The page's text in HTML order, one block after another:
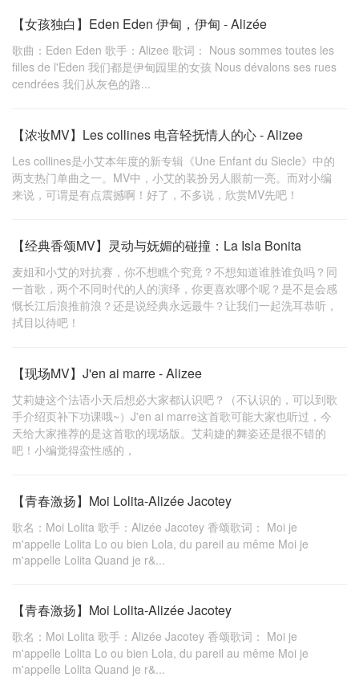
【女孩独白】Eden Eden 伊甸，伊甸 - Alizée
歌曲：Eden Eden 歌手：Alizee 歌词： Nous sommes toutes les
filles de l'Eden 我们都是伊甸园里的女孩 Nous dévalons ses rues
cendrées 我们从灰色的路...
【浓妆MV】Les collines 电音轻抚情人的心 - Alizee
Les collines是小艾本年度的新专辑《Une Enfant du Siecle》中的
两支热门单曲之一。MV中，小艾的装扮另人眼前一亮。而对小编
来说，可谓是有点震撼啊！好了，不多说，欣赏MV先吧！
【经典香颂MV】灵动与妩媚的碰撞：La Isla Bonita
麦姐和小艾的对抗赛，你不想瞧个究竟？不想知道谁胜谁负吗？同
一首歌，两个不同时代的人的演绎，你更喜欢哪个呢？是不是会感
慨长江后浪推前浪？还是说经典永远最牛？让我们一起洗耳恭听，
拭目以待吧！
【现场MV】J'en ai marre - Alizee
艾莉婕这个法语小天后想必大家都认识吧？（不认识的，可以到歌
手介绍页补下功课哦~）J'en ai marre这首歌可能大家也听过，今
天给大家推荐的是这首歌的现场版。艾莉婕的舞姿还是很不错的
吧！小编觉得蛮性感的，
【青春激扬】Moi Lolita-Alizée Jacotey
歌名：Moi Lolita 歌手：Alizée Jacotey 香颂歌词： Moi je
m'appelle Lolita Lo ou bien Lola, du pareil au même Moi je
m'appelle Lolita Quand je r&...
【青春激扬】Moi Lolita-Alizée Jacotey
歌名：Moi Lolita 歌手：Alizée Jacotey 香颂歌词： Moi je
m'appelle Lolita Lo ou bien Lola, du pareil au même Moi je
m'appelle Lolita Quand je r&...